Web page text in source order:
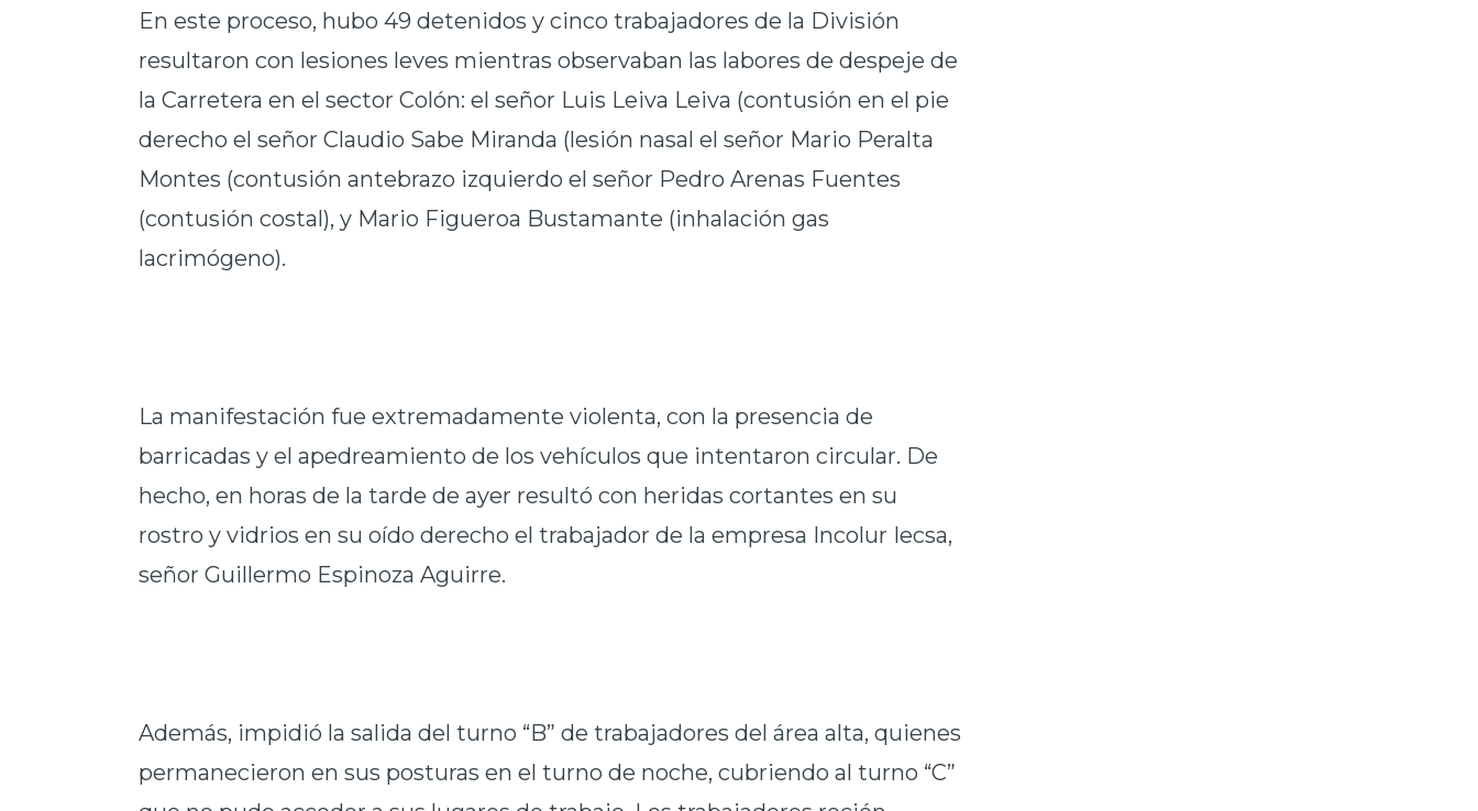
En este proceso, hubo 49 detenidos y cinco trabajadores de la División
resultaron con lesiones leves mientras observaban las labores de despeje de
la Carretera en el sector Colón: el señor Luis Leiva Leiva (contusión en el pie
derecho el señor Claudio Sabe Miranda (lesión nasal el señor Mario Peralta
Montes (contusión antebrazo izquierdo el señor Pedro Arenas Fuentes
(contusión costal), y Mario Figueroa Bustamante (inhalación gas
lacrimógeno).
La manifestación fue extremadamente violenta, con la presencia de
barricadas y el apedreamiento de los vehículos que intentaron circular. De
hecho, en horas de la tarde de ayer resultó con heridas cortantes en su
rostro y vidrios en su oído derecho el trabajador de la empresa Incolur Iecsa,
señor Guillermo Espinoza Aguirre.
Además, impidió la salida del turno “B” de trabajadores del área alta, quienes
permanecieron en sus posturas en el turno de noche, cubriendo al turno “C”